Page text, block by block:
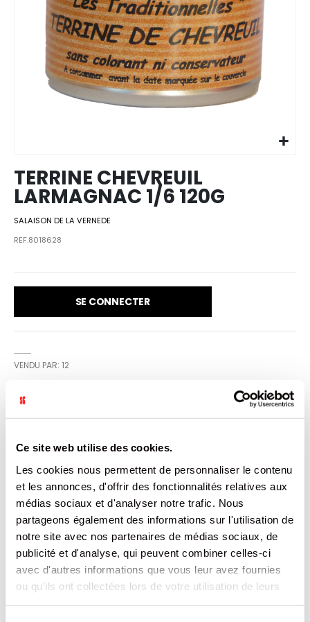
Ce site web utilise des cookies.
Les cookies nous permettent de personnaliser le contenu
et les annonces, d'offrir des fonctionnalités relatives aux
médias sociaux et d'analyser notre trafic. Nous
partageons également des informations sur l'utilisation de
notre site avec nos partenaires de médias sociaux, de
publicité et d'analyse, qui peuvent combiner celles-ci
avec d'autres informations que vous leur avez fournies
ou qu'ils ont collectées lors de votre utilisation de leurs
images
gallery
TERRINE CHEVREUIL
LARMAGNAC 1/6 120G
SALAISON DE LA VERNEDE
REF.8018628
SE CONNECTER
VENDU PAR: 12
INFORMATION
Produits artisanaux, 100% viande française et locale, sans
colorants ni conservateurs. Présenté en verrine 120?g
(format 1/6).
CARACTÉRISTIQUES
DOCUMENTATION
PRODUITS QUI POURRAIENT VOUS
INTERESSER